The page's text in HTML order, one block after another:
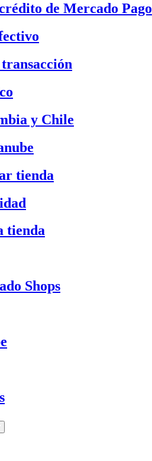
de Mercado Pago
y Chile
tienda
tienda
Shops